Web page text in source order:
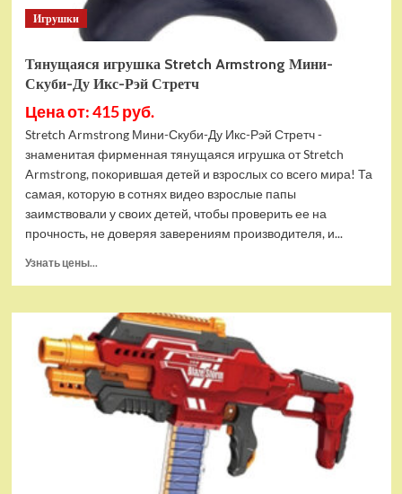
Игрушки
Тянущаяся игрушка Stretch Armstrong Мини-
Скуби-Ду Икс-Рэй Стретч
Цена от: 415 руб.
Stretch Armstrong Мини-Скуби-Ду Икс-Рэй Стретч -
знаменитая фирменная тянущаяся игрушка от Stretch
Armstrong, покорившая детей и взрослых со всего мира! Та
самая, которую в сотнях видео взрослые папы
заимствовали у своих детей, чтобы проверить ее на
прочность, не доверяя заверениям производителя, и...
Узнать цены...
Тянущаяся
игрушка
Stretch
Armstrong
Мини-
Скуби-
Ду